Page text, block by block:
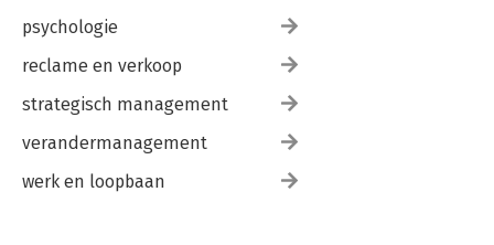
psychologie
reclame en verkoop
strategisch management
verandermanagement
werk en loopbaan